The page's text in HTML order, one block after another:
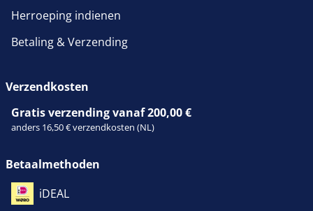
Herroeping indienen
Betaling & Verzending
Verzendkosten
Gratis verzending vanaf 200,00 €
anders 16,50 € verzendkosten (NL)
Betaalmethoden
iDEAL